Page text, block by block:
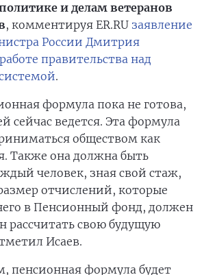
и делам ветеранов
, комментируя ER.RU заявление
России Дмитрия
правительства над
.
формула пока не готова,
сейчас ведется. Эта формула
обществом как
Также она должна быть
человек, зная свой стаж,
отчислений, которые
в Пенсионный фонд, должен
рассчитать свою будущую
Исаев.
пенсионная формула будет